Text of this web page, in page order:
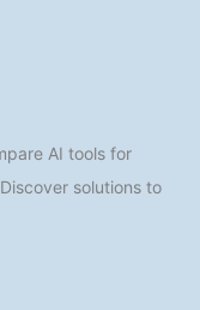
AI tools for
solutions to